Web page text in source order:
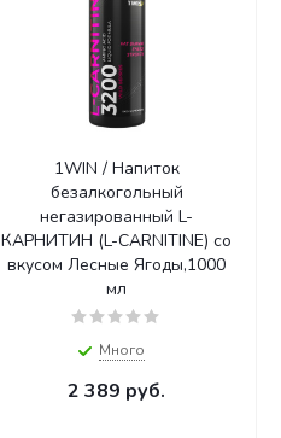
1WIN / Напиток
безалкогольный
негазированный L-
КАРНИТИН (L-CARNITINE) со
вкусом Лесные Ягоды,1000
мл
Много
2 389 руб.